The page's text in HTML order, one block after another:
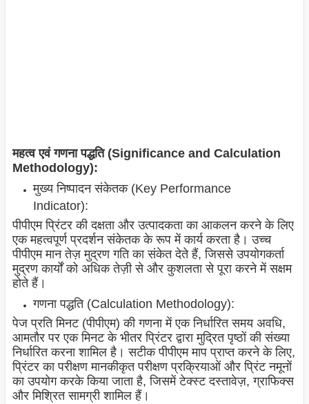
महत्व एवं गणना पद्धति (Significance and Calculation
Methodology):
मुख्य निष्पादन संकेतक (Key Performance
Indicator):
पीपीएम प्रिंटर की दक्षता और उत्पादकता का आकलन करने के लिए
एक महत्वपूर्ण प्रदर्शन संकेतक के रूप में कार्य करता है। उच्च
पीपीएम मान तेज़ मुद्रण गति का संकेत देते हैं, जिससे उपयोगकर्ता
मुद्रण कार्यों को अधिक तेज़ी से और कुशलता से पूरा करने में सक्षम
होते हैं।
गणना पद्धति (Calculation Methodology):
पेज प्रति मिनट (पीपीएम) की गणना में एक निर्धारित समय अवधि,
आमतौर पर एक मिनट के भीतर प्रिंटर द्वारा मुद्रित पृष्ठों की संख्या
निर्धारित करना शामिल है। सटीक पीपीएम माप प्राप्त करने के लिए,
प्रिंटर का परीक्षण मानकीकृत परीक्षण प्रक्रियाओं और प्रिंट नमूनों
का उपयोग करके किया जाता है, जिसमें टेक्स्ट दस्तावेज़, ग्राफिक्स
और मिश्रित सामग्री शामिल हैं।